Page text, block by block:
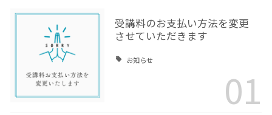
受講料のお支払い方法を変更
させていただきます
お知らせ
01